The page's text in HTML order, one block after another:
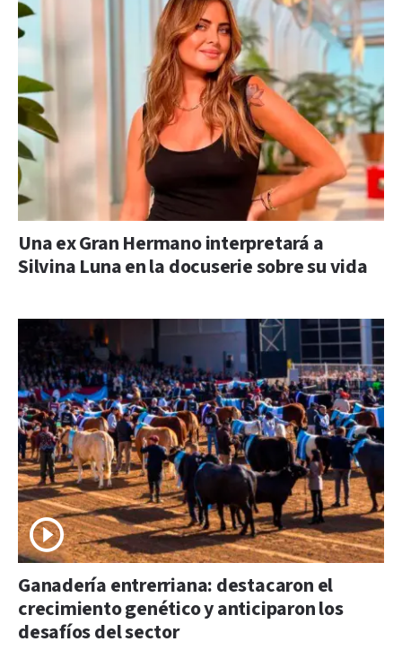
Una ex Gran Hermano interpretará a
Silvina Luna en la docuserie sobre su vida
Ganadería entrerriana: destacaron el
crecimiento genético y anticiparon los
desafíos del sector